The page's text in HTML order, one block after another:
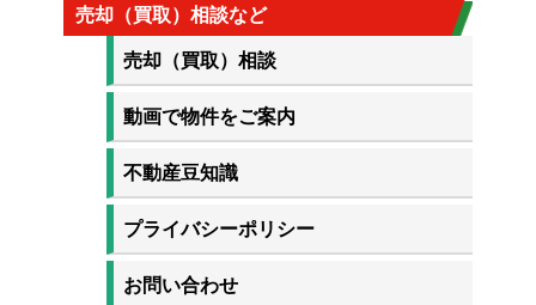
売却（買取）相談など
売却（買取）相談
動画で物件をご案内
不動産豆知識
プライバシーポリシー
お問い合わせ